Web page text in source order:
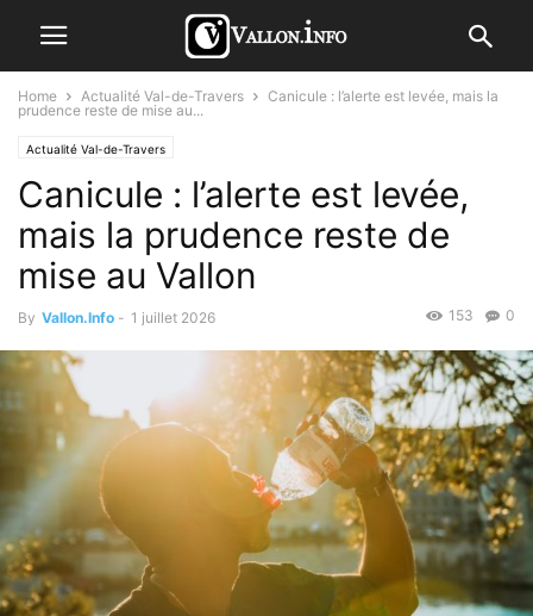
Home Actualité Val-de-Travers
Canicule : l’alerte est levée, mais la
prudence reste de mise au...
Actualité Val-de-Travers
Canicule : l’alerte est levée,
mais la prudence reste de
mise au Vallon
By Vallon.Info - 1 juillet 2026 0
153